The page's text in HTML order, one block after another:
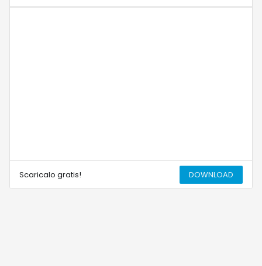
Scaricalo gratis! DOWNLOAD